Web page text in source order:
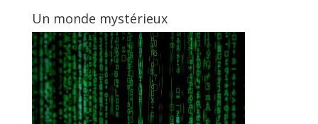
Un monde mystérieux